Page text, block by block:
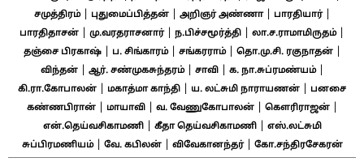
சமுத்திரம்| புதுமைப்பித்தன்| அறிஞர் அண்ணா| பாரதியார்|
பாரதிதாசன் மு.வரதராசனார்| ந.பிச்சமூர்த்தி லா.ச.ராமாமிருதம்|
தஞ்சை பிரகாஷ்| ப. சிங்காரம்| சங்கரராம்| தொ.மு.சி. ரகுநாதன்|
விந்தன்| ஆர். சண்முகசுந்தரம்| சாவி| க. நா.சுப்ரமண்யம்|
கி.ரா.கோபாலன் மகாத்மா காந்தி ய. லட்சுமி நாராயணன்
பனசை
கண்ணபிரான்| மாயாவி| வ. வேணுகோபாலன்| கௌரிராஜன்|
என்.தெய்வசிகாமணி| கீதா தெய்வசிகாமணி|
எஸ்.லட்சுமி
சுப்பிரமணியம்| வே. கபிலன்| விவேகானந்தர்| கோ.சந்திரசேகரன்